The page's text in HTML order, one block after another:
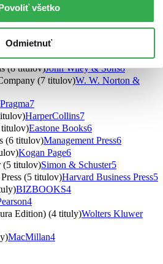
všetko
Odmietnuť
univerzita v Nitre (9
univerzita v Nitre9
(8 titulov)
(8 titulov)John Wiley & Sons8
(7 titulov)W. W. Norton &
Pragma7
HarperCollins7
titulov)Eastone Books6
(6 titulov)Management Press6
Kogan Page6
(5 titulov)Simon & Schuster5
(5 titulov)Harvard Business Press5
BIZBOOKS4
4
Edition) (4 tituly)Wolters Kluwer
MacMillan4